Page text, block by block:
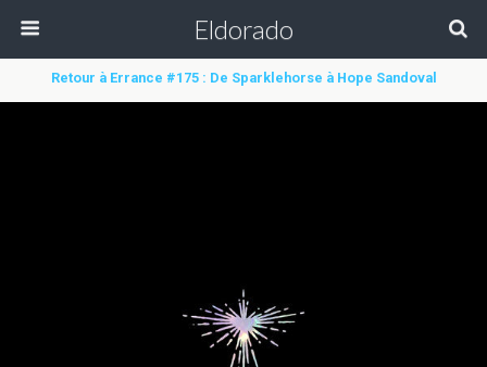
Eldorado
Retour à Errance #175 : De Sparklehorse à Hope Sandoval